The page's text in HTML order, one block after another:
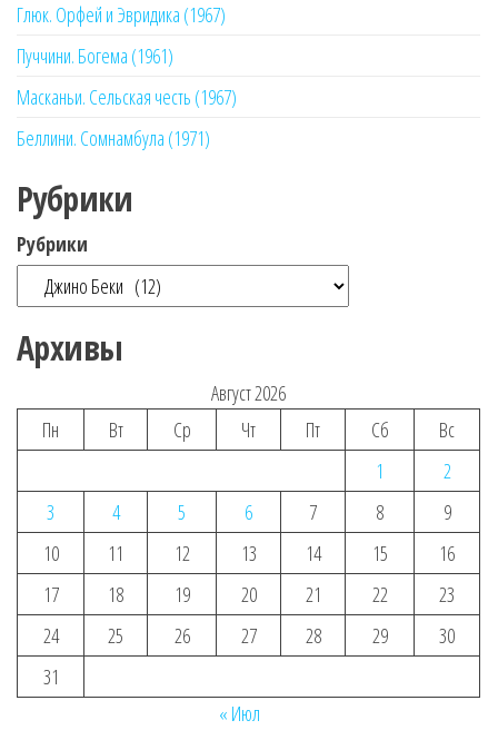
Глюк. Орфей и Эвридика (1967)
Пуччини. Богема (1961)
Масканьи. Сельская честь (1967)
Беллини. Сомнамбула (1971)
Рубрики
Рубрики
Архивы
Август 2026
Пн
Вт Ср Чт Пт Сб
Вс
1
2
3
4 5 6 7 8
9
10
11 12 13 14 15
16
17
18 19 20 21 22
23
24
25 26 27 28 29
30
31
« Июл